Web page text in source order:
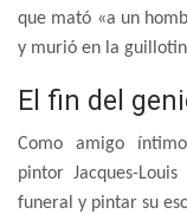
que mató «a un
y murió en la
El fin del
Como amigo
pintor Jacques-
funeral y pintar su